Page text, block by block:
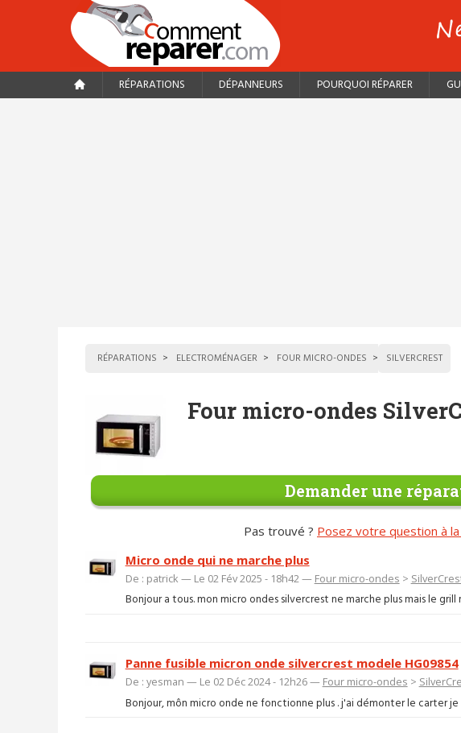
RÉPARATIONS DÉPANNEURS POURQUOI RÉPARER
RÉPARATIONS ELECTROMÉNAGER FOUR MICRO-ONDES SILVERCREST
Four micro-ondes
Demander une
Pas trouvé ? Posez votre question à
Micro onde qui ne marche plus
De : patrick — Le 02 Fév 2025 - 18h42 — Four micro-ondes >
Bonjour a tous. mon micro ondes silvercrest ne marche plus mais le
Panne fusible micron onde silvercrest modele HG09854
De : yesman — Le 02 Déc 2024 - 12h26 — Four micro-ondes >
Bonjour, môn micro onde ne fonctionne plus . j'ai démonter le carter je